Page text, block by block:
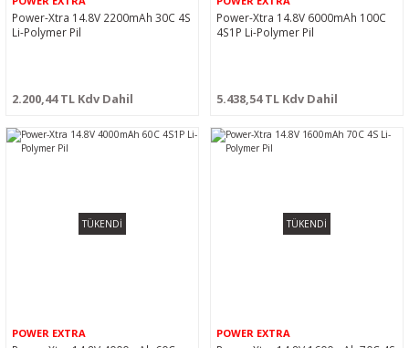
Power-Xtra 14.8V 2200mAh 30C 4S
Li-Polymer Pil
2.200,44 TL Kdv Dahil
Power-Xtra 14.8V 6000mAh 100C
4S1P Li-Polymer Pil
5.438,54 TL Kdv Dahil
TÜKENDİ
POWER EXTRA
TÜKENDİ
POWER EXTRA